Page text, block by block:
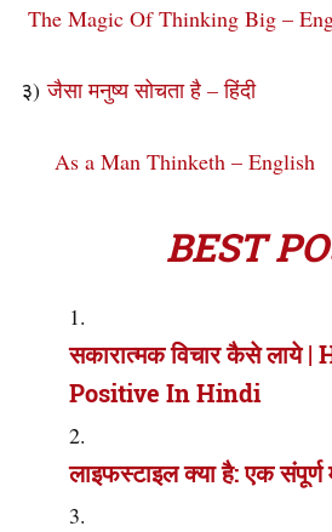
The Magic Of Thinking Big –
३)जैसा मनुष्य सोचता है – हिंदी
As a Man Thinketh – English
BEST
सकारात्मक विचार कैसे लाये
Positive In Hindi
लाइफस्टाइल क्या है: एक संपूर्ण